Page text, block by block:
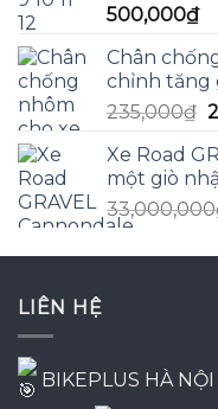
Được xếp
hạng
sao
500,000₫
Chân
chỉnh tăng
235,000₫
Xe Road
một giò
33,000,000
LIÊN HỆ
BIKEPLUS HÀ NỘI